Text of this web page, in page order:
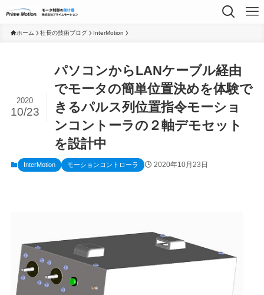
ホーム 社長の技術ブログ InterMotion
パソコンからLANケーブル経由
でモータの簡単位置決めを体験で
きるパルス列位置指令モーショ
ンコントーラの２軸デモセット
を設計中
2020
10/23
InterMotion モーションコントローラ 2020年10月23日